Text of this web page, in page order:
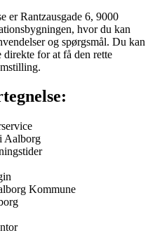
er Rantzausgade 6, 9000
hvor du kan
og spørgsmål. Du kan
for at få den rette
Aalborg
Kommune